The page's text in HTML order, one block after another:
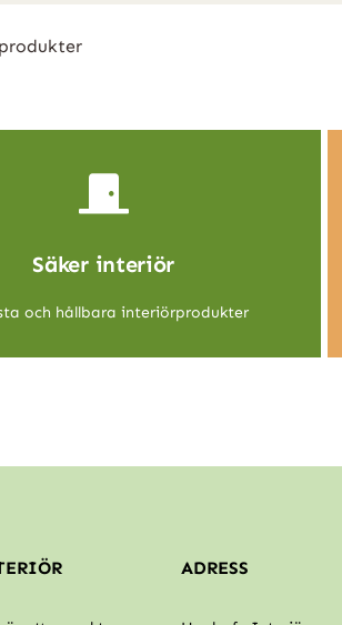
Säker interiör
och hållbara interiörprodukter
ADRESS